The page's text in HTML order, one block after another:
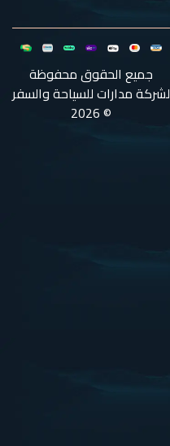
جميع الحقوق محفوظة
لشركة مدارات للسياحة والسفر
© 2026